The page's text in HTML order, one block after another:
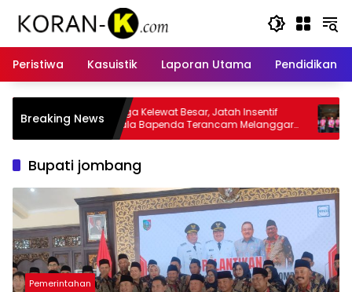
Peristiwa
Kasuistik Laporan Utama Pendidikan
Breaking News
Jatah Insentif
Melanggar
Kasus Insentif Pajak Listrik Muncul
Tersangka
Bupati jombang
Pemerintahan